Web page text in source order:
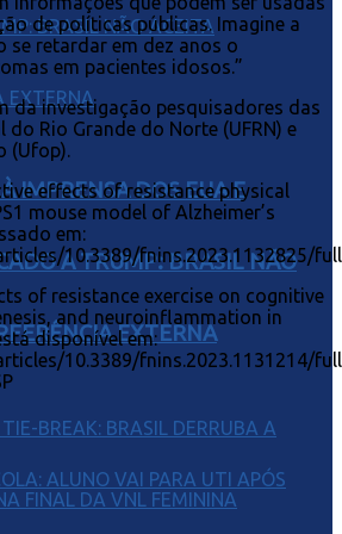
IMPRENSA DOS EUA E
A TRUMP: BRASIL NÃO
EXTERNA
de políticas públicas. Imagine a
se retardar em dez anos o
em pacientes idosos.”
da investigação pesquisadores das
do Rio Grande do Norte (UFRN) e
(Ufop).
effects of resistance physical
mouse model of Alzheimer’s
em:
10.3389/fnins.2023.1132825/
of resistance exercise on cognitive
and neuroinflammation in
disponível em:
10.3389/fnins.2023.1131214/